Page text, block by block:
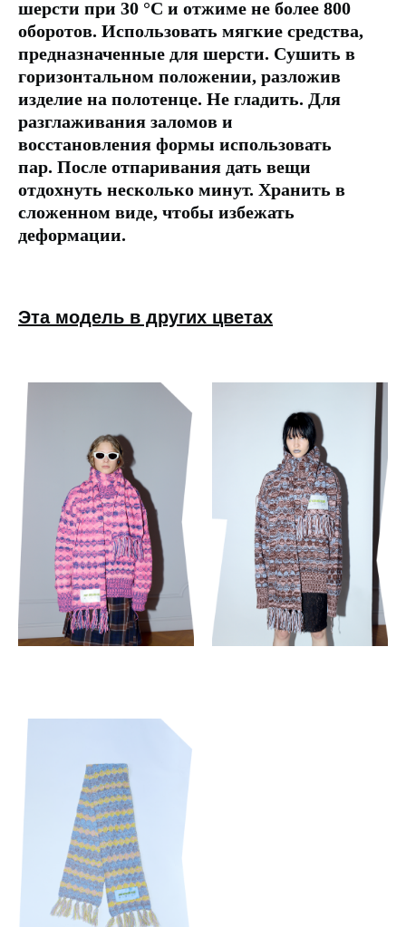
шерсти при 30 °C и отжиме не более 800
оборотов. Использовать мягкие средства,
предназначенные для шерсти. Сушить в
горизонтальном положении, разложив
изделие на полотенце. Не гладить. Для
разглаживания заломов и
восстановления формы использовать
пар. После отпаривания дать вещи
отдохнуть несколько минут. Хранить в
сложенном виде, чтобы избежать
деформации.
Эта модель в других цветах